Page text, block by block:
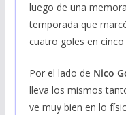
luego de una
temporada que
cuatro goles en
Por el lado de Nico
lleva los mismos
ve muy bien en lo